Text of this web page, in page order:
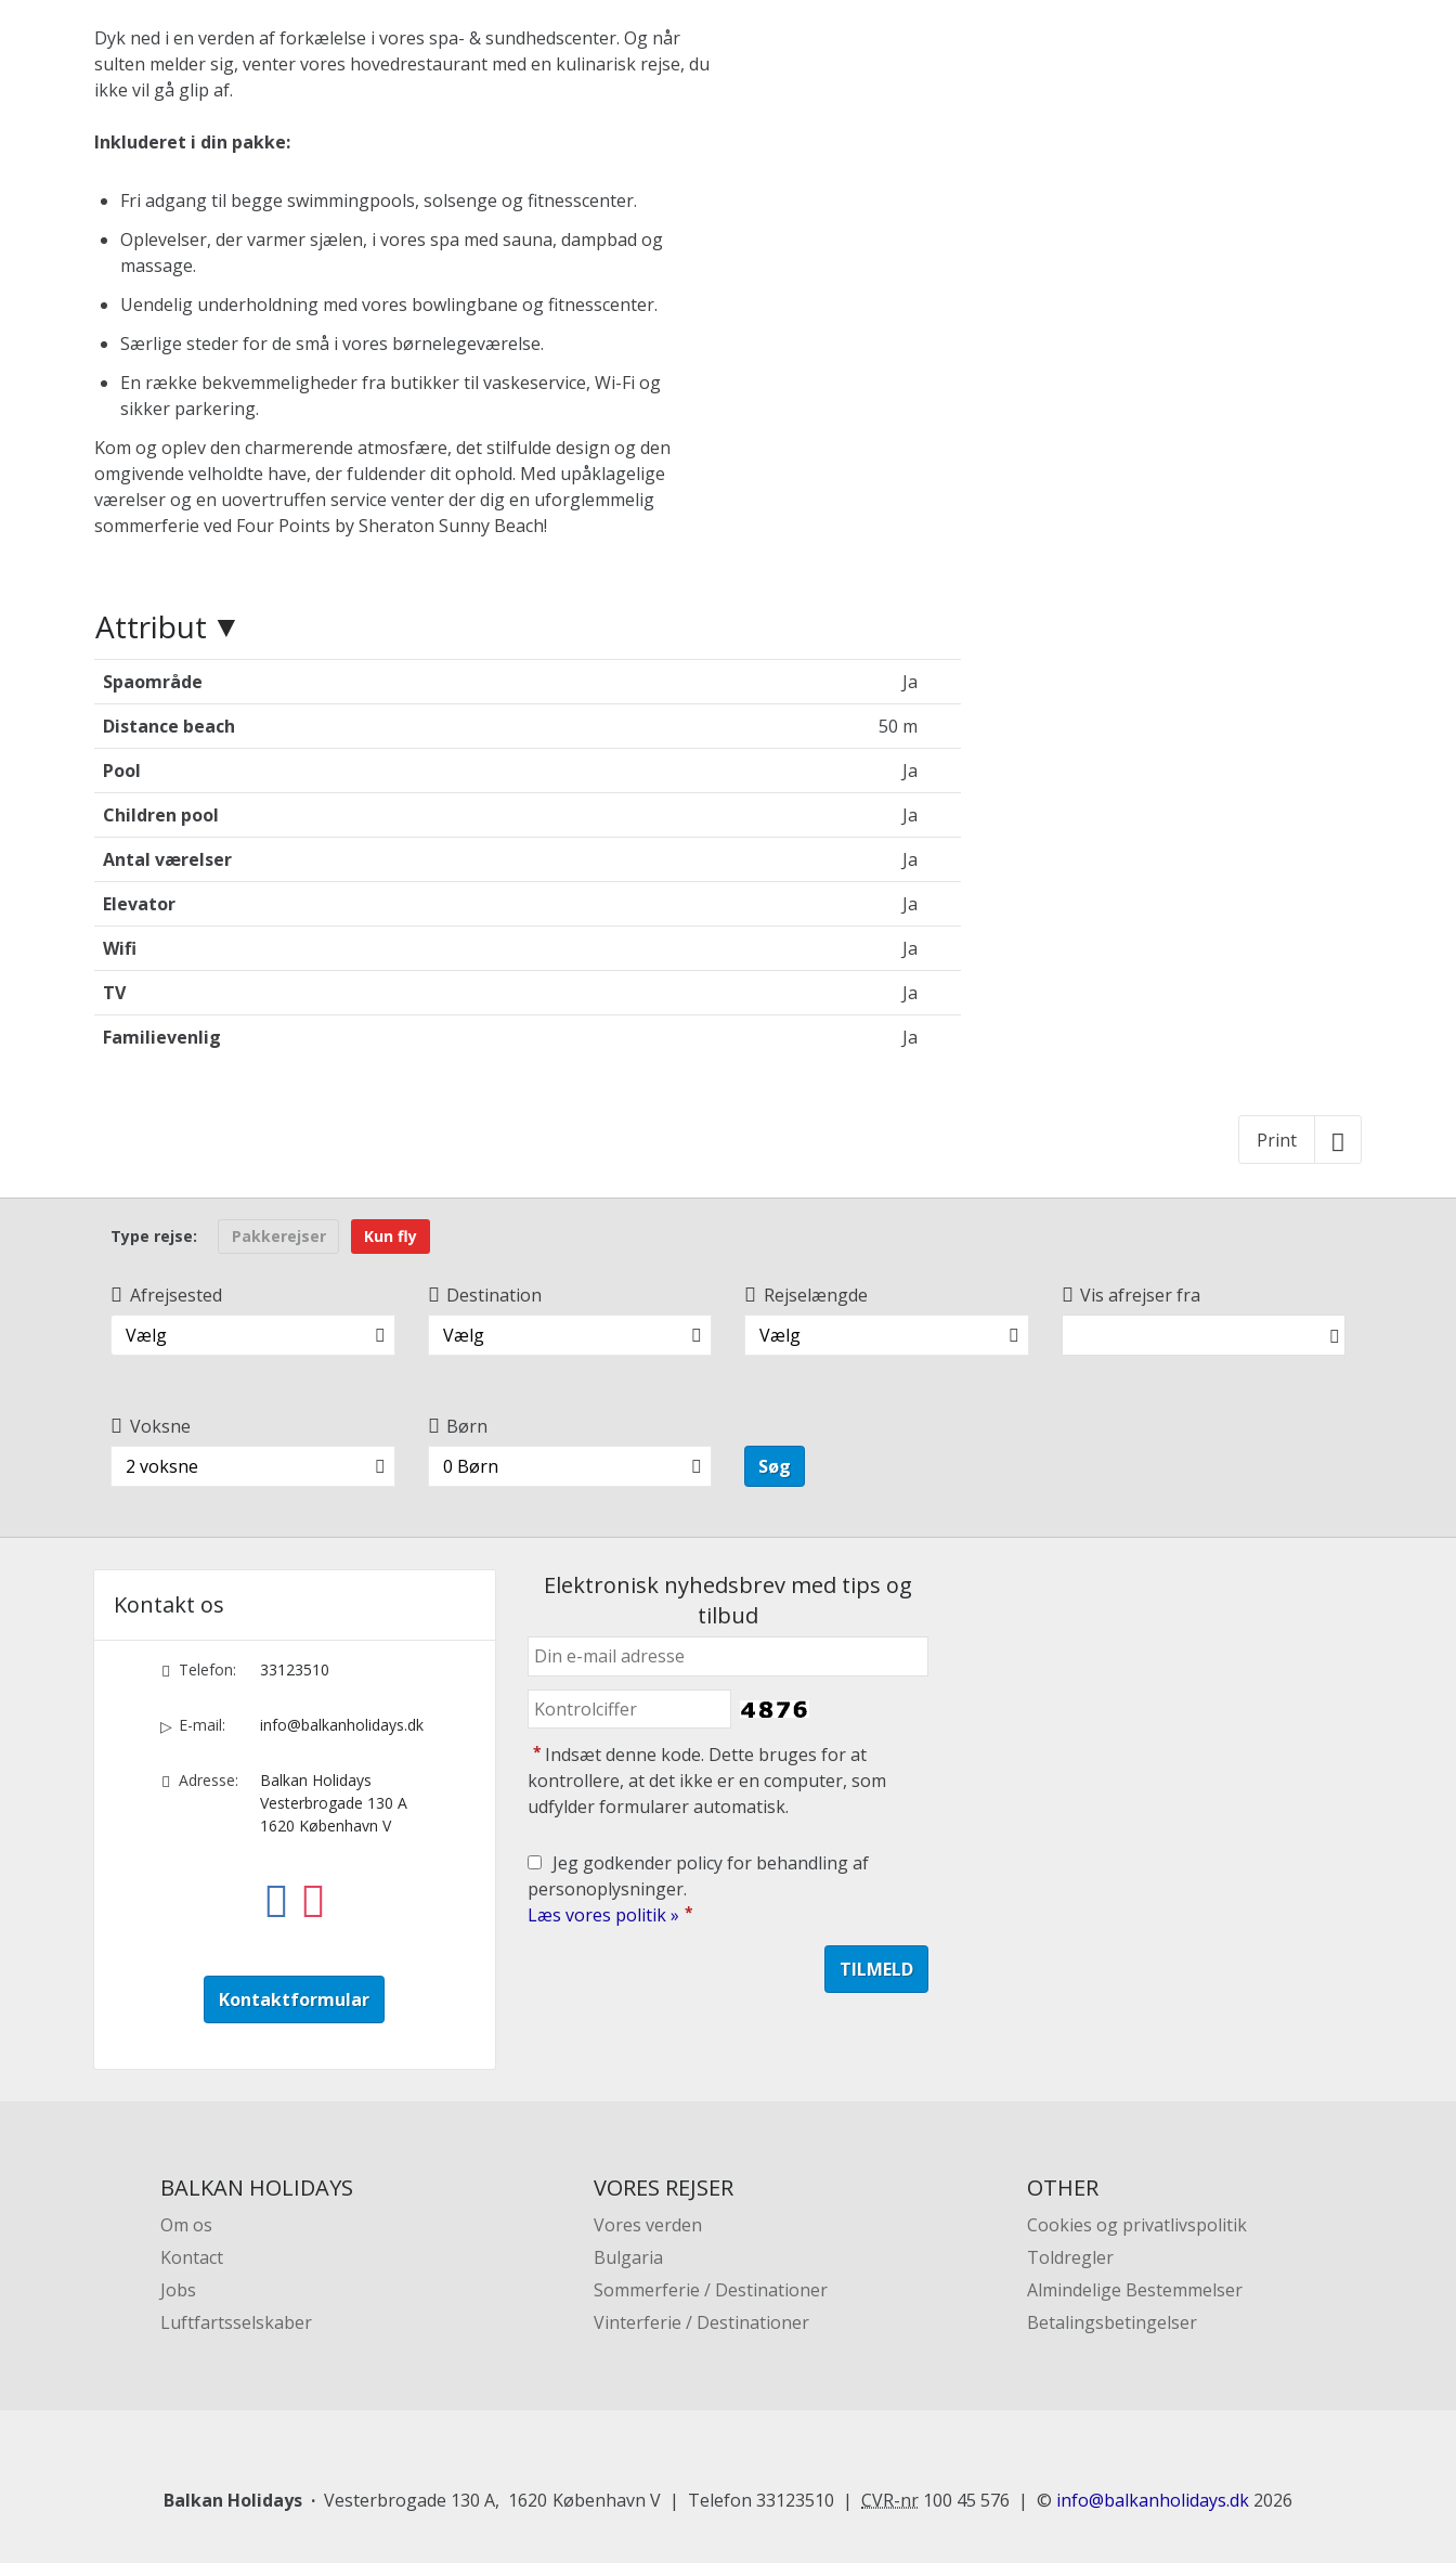
Dyk ned i en verden af forkælelse i vores spa- & sundhedscenter. Og når
sulten melder sig, venter vores hovedrestaurant med en kulinarisk rejse, du
ikke vil gå glip af.
Inkluderet i din pakke:
Fri adgang til begge swimmingpools, solsenge og fitnesscenter.
Oplevelser, der varmer sjælen, i vores spa med sauna, dampbad og
massage.
Uendelig underholdning med vores bowlingbane og fitnesscenter.
Særlige steder for de små i vores børnelegeværelse.
En række bekvemmeligheder fra butikker til vaskeservice, Wi-Fi og
sikker parkering.
Kom og oplev den charmerende atmosfære, det stilfulde design og den
omgivende velholdte have, der fuldender dit ophold. Med upåklagelige
værelser og en uovertruffen service venter der dig en uforglemmelig
sommerferie ved Four Points by Sheraton Sunny Beach!
Attribut
Spaområde
Ja
Distance beach
50 m
Pool
Ja
Children pool
Ja
Antal værelser
Ja
Elevator
Ja
Wifi
Ja
TV
Ja
Familievenlig
Ja
Print
Type rejse: Pakkerejser Kun fly
Afrejsested
Vælg
Destination
Vælg
Rejselængde
Vælg
Vis afrejser fra
Voksne
2 voksne
Børn
0 Børn
Søg
Kontakt os
Telefon: 33123510
E-mail: info@balkanholidays.dk
Adresse:
Balkan Holidays
Vesterbrogade 130 A
1620 København V
Kontaktformular
Elektronisk nyhedsbrev med tips og
tilbud
* Indsæt denne kode. Dette bruges for at
kontrollere, at det ikke er en computer, som
udfylder formularer automatisk.
Jeg godkender policy for behandling af
personoplysninger.
Læs vores politik » *
BALKAN HOLIDAYS
Om os
Kontact
Jobs
Luftfartsselskaber
VORES REJSER
Vores verden
Bulgaria
Sommerferie / Destinationer
Vinterferie / Destinationer
OTHER
Cookies og privatlivspolitik
Toldregler
Almindelige Bestemmelser
Betalingsbetingelser
Balkan Holidays Vesterbrogade 130 A 1620 København V Telefon33123510 CVR-nr 100 45 576 © info@balkanholidays.dk 2026